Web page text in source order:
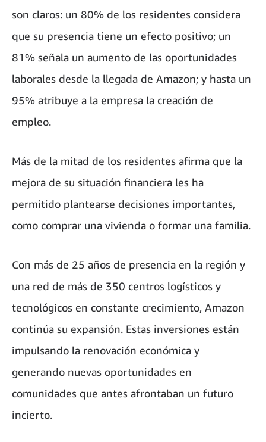
son claros: un 80% de los residentes considera
que su presencia tiene un efecto positivo; un
81% señala un aumento de las oportunidades
laborales desde la llegada de Amazon; y hasta un
95% atribuye a la empresa la creación de
empleo.
Más de la mitad de los residentes afirma que la
mejora de su situación financiera les ha
permitido plantearse decisiones importantes,
como comprar una vivienda o formar una familia.
Con más de 25 años de presencia en la región y
una red de más de 350 centros logísticos y
tecnológicos en constante crecimiento, Amazon
continúa su expansión. Estas inversiones están
impulsando la renovación económica y
generando nuevas oportunidades en
comunidades que antes afrontaban un futuro
incierto.